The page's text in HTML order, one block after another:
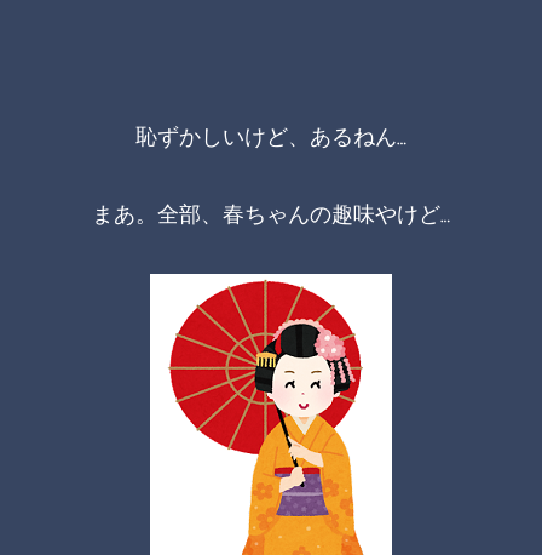
恥ずかしいけど、あるねん…
まあ。全部、春ちゃんの趣味やけど…